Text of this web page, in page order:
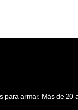
para armar. Más de 20